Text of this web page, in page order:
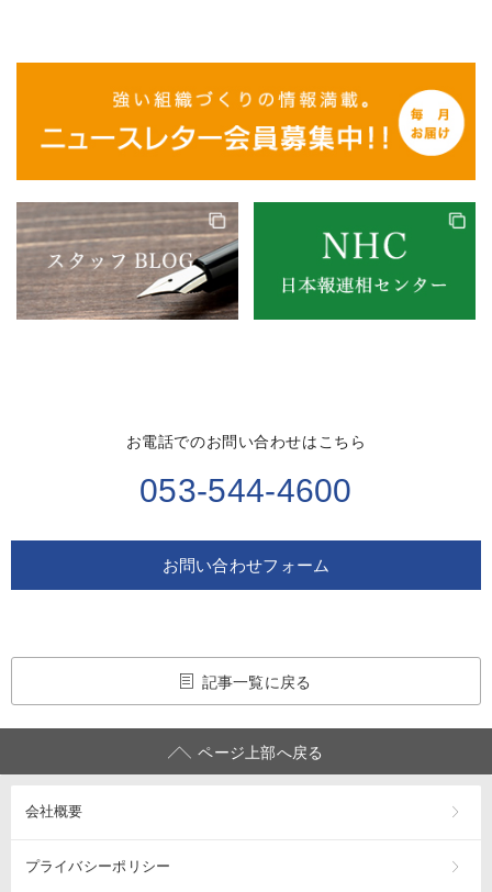
お電話でのお問い合わせはこちら
053-544-4600
お問い合わせフォーム
記事一覧に戻る
ページ上部へ戻る
会社概要
プライバシーポリシー